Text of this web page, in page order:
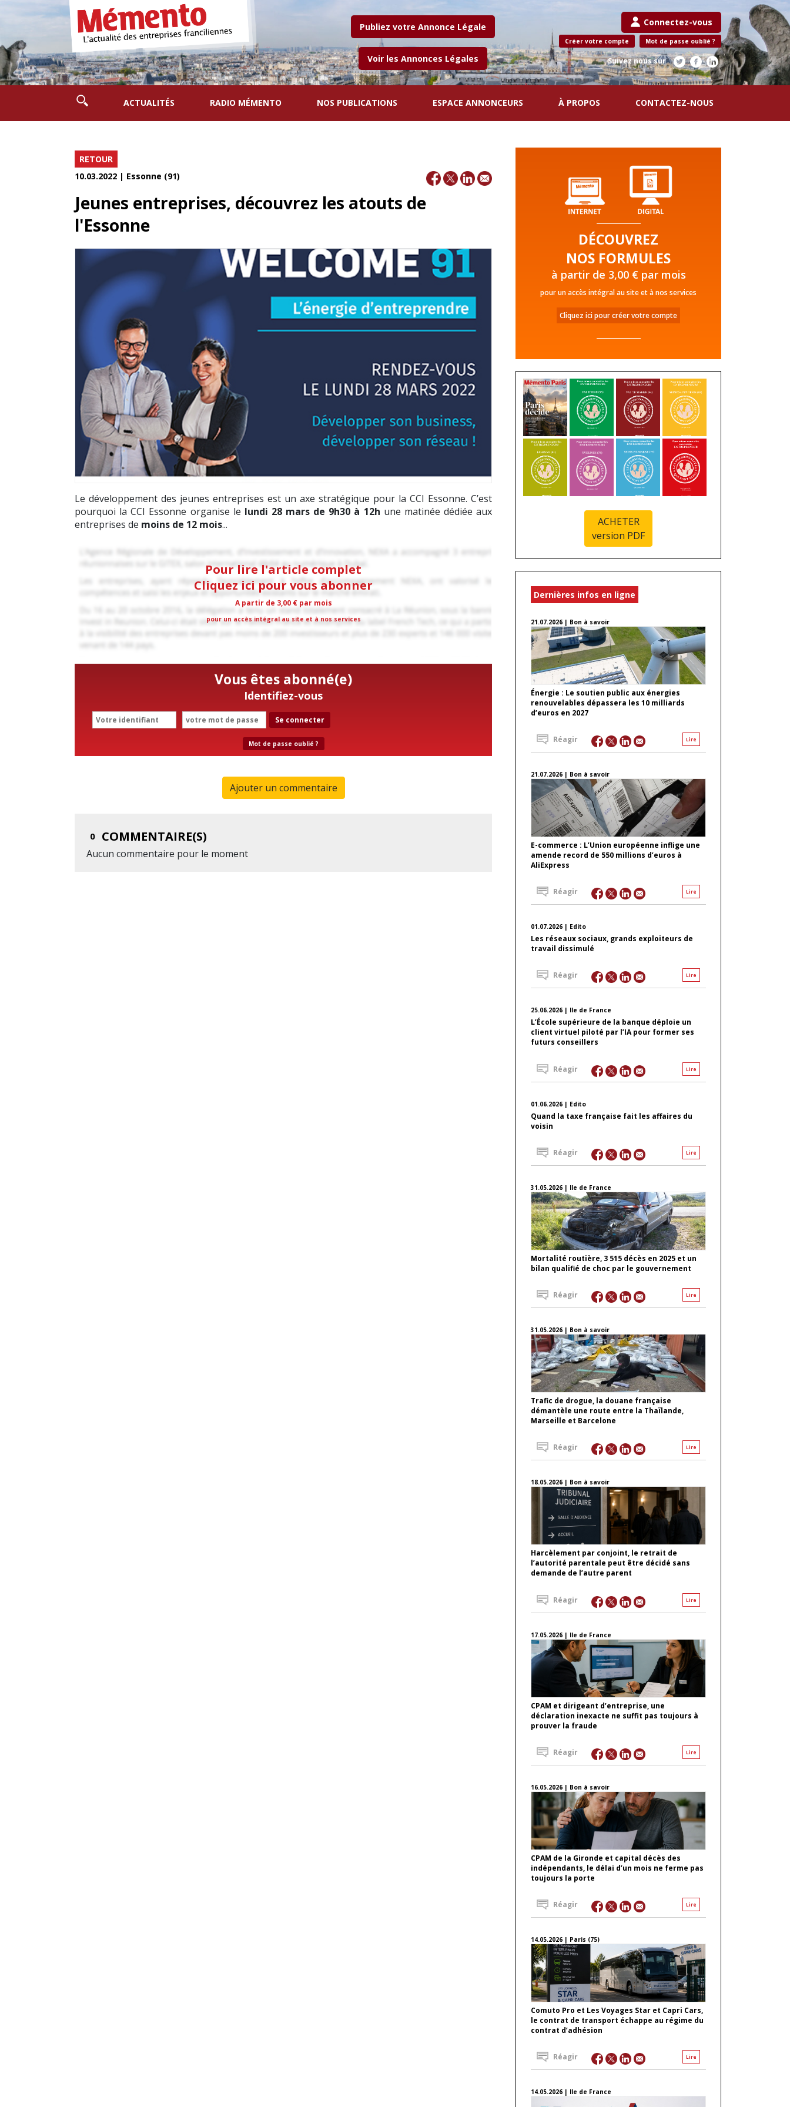
Publiez votre Annonce Légale
Voir les Annonces Légales
Connectez-vous
Créer votre compte Mot de passe oublié ?
Suivez nous sur
ACTUALITÉS RADIO MÉMENTO NOS PUBLICATIONS ESPACE ANNONCEURS À PROPOS CONTACTEZ-NOUS
RETOUR
10.03.2022 | Essonne (91)
Jeunes entreprises, découvrez les atouts de
l'Essonne
Le développement des jeunes entreprises est un axe stratégique pour la CCI Essonne. C’est
pourquoi la CCI Essonne organise le lundi 28 mars de 9h30 à 12h une matinée dédiée aux
entreprises de moins de 12 mois...
Pour lire l'article complet
Cliquez ici pour vous abonner
A partir de 3,00 € par mois
pour un accès intégral au site et à nos services
Vous êtes abonné(e)
Identifiez-vous
Se connecter
Mot de passe oublié ?
Ajouter un commentaire
0 COMMENTAIRE(S)
Aucun commentaire pour le moment
DÉCOUVREZ
NOS FORMULES
à partir de 3,00 € par mois
pour un accès intégral au site et à nos services
Cliquez ici pour créer votre compte
ACHETER
version PDF
Dernières infos en ligne
21.07.2026 | Bon à savoir
Énergie : Le soutien public aux énergies
renouvelables dépassera les 10 milliards
d’euros en 2027
Lire
Réagir
21.07.2026 | Bon à savoir
E-commerce : L’Union européenne inflige une
amende record de 550 millions d’euros à
AliExpress
Lire
Réagir
01.07.2026 | Edito
Les réseaux sociaux, grands exploiteurs de
travail dissimulé
Lire
Réagir
25.06.2026 | Ile de France
L’École supérieure de la banque déploie un
client virtuel piloté par l’IA pour former ses
futurs conseillers
Lire
Réagir
01.06.2026 | Edito
Quand la taxe française fait les affaires du
voisin
Lire
Réagir
31.05.2026 | Ile de France
Mortalité routière, 3 515 décès en 2025 et un
bilan qualifié de choc par le gouvernement
Lire
Réagir
31.05.2026 | Bon à savoir
Trafic de drogue, la douane française
démantèle une route entre la Thaïlande,
Marseille et Barcelone
Lire
Réagir
18.05.2026 | Bon à savoir
Harcèlement par conjoint, le retrait de
l’autorité parentale peut être décidé sans
demande de l’autre parent
Lire
Réagir
17.05.2026 | Ile de France
CPAM et dirigeant d’entreprise, une
déclaration inexacte ne suffit pas toujours à
prouver la fraude
Lire
Réagir
16.05.2026 | Bon à savoir
CPAM de la Gironde et capital décès des
indépendants, le délai d’un mois ne ferme pas
toujours la porte
Lire
Réagir
14.05.2026 | Paris (75)
Comuto Pro et Les Voyages Star et Capri Cars,
le contrat de transport échappe au régime du
contrat d’adhésion
Lire
Réagir
14.05.2026 | Ile de France